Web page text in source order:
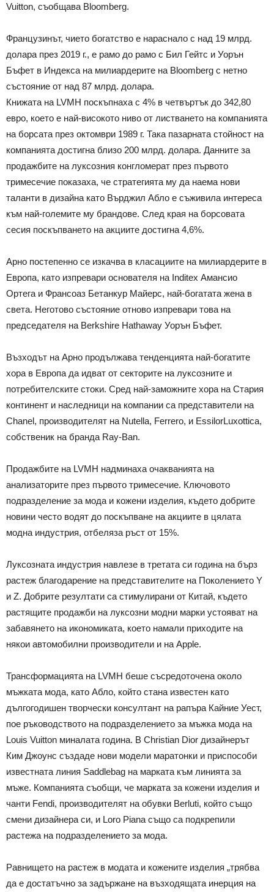
Vuitton, съобщава Bloomberg.
Французинът, чието богатство е нараснало с над 19 млрд.
долара през 2019 г., е рамо до рамо с Бил Гейтс и Уорън
Бъфет в Индекса на милиардерите на Bloomberg с нетно
състояние от над 87 млрд. долара.
Книжата на LVMH поскъпнаха с 4% в четвъртък до 342,80
евро, което е най-високото ниво от листването на компанията
на борсата през октомври 1989 г. Така пазарната стойност на
компанията достигна близо 200 млрд. долара. Данните за
продажбите на луксозния конгломерат през първото
тримесечие показаха, че стратегията му да наема нови
таланти в дизайна като Върджил Абло е съживила интереса
към най-големите му брандове. След края на борсовата
сесия поскъпването на акциите достигна 4,6%.
Арно постепенно се изкачва в класациите на милиардерите в
Европа, като изпревари основателя на Inditex Амансио
Ортега и Франсоаз Бетанкур Майерс, най-богатата жена в
света. Неготово състояние отново изпревари това на
председателя на Berkshire Hathaway Уорън Бъфет.
Възходът на Арно продължава тенденцията най-богатите
хора в Европа да идват от секторите на луксозните и
потребителските стоки. Сред най-заможните хора на Стария
континент и наследници на компании са представители на
Chanel, производителят на Nutella, Ferrero, и EssilorLuxottica,
собственик на бранда Ray-Ban.
Продажбите на LVMH надминаха очакванията на
анализаторите през първото тримесечие. Ключовото
подразделение за мода и кожени изделия, където добрите
новини често водят до поскъпване на акциите в цялата
модна индустрия, отбеляза ръст от 15%.
Луксозната индустрия навлезе в третата си година на бърз
растеж благодарение на представителите на Поколението Y
и Z. Добрите резултати са стимулирани от Китай, където
растящите продажби на луксозни модни марки устояват на
забавянето на икономиката, което намали приходите на
някои автомобилни производители и на Apple.
Трансформацията на LVMH беше съсредоточена около
мъжката мода, като Абло, който стана известен като
дългогодишен творчески консултант на рапъра Кайние Уест,
пое ръководството на подразделението за мъжка мода на
Louis Vuitton миналата година. В Christian Dior дизайнерът
Ким Джоунс създаде нови модели маратонки и приспособи
известната линия Saddlebag на марката към линията за
мъже. Компанията съобщи, че марката за кожени изделия и
чанти Fendi, производителят на обувки Berluti, който също
смени дизайнера си, и Loro Piana също са подкрепили
растежа на подразделението за мода.
Равнището на растеж в модата и кожените изделия „трябва
да е достатъчно за задържане на възходящата инерция на